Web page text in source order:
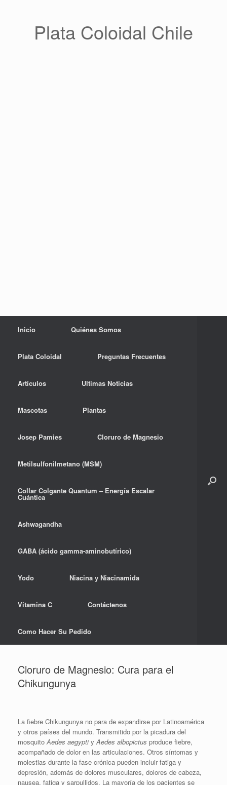
Plata Coloidal Chile
Inicio Quiénes Somos
Plata Coloidal Preguntas Frecuentes
Artículos Ultimas Noticias
Mascotas Plantas
Josep Pamies Cloruro de Magnesio
Metilsulfonilmetano (MSM)
Collar Colgante Quantum – Energía Escalar
Cuántica
Ashwagandha
GABA (ácido gamma-aminobutírico)
Yodo Niacina y Niacinamida
Vitamina C Contáctenos
Como Hacer Su Pedido
Cloruro de Magnesio: Cura para el
Chikungunya
La fiebre Chikungunya no para de expandirse por Latinoamérica
y otros países del mundo. Transmitido por la picadura del
mosquitoAedes aegyptiyAedes albopictus produce fiebre,
acompañado de dolor en las articulaciones. Otros síntomas y
molestias durante la fase crónica pueden incluir fatiga y
depresión, además de dolores musculares, dolores de cabeza,
nausea, fatiga y sarpullidos. La mayoría de los pacientes se